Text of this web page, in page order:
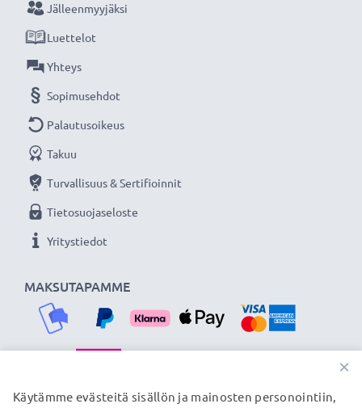
suorituskykyyn ja liitettävyyteen, 3 vuoden takuu!
MAKSUTAPAMME
Jälleenmyyjäksi
Luettelot
Yhteys
Sopimusehdot
Palautusoikeus
Takuu
Turvallisuus & Sertifioinnit
Tietosuojaseloste
Yritystiedot
TOIMITUSKUMPPANIMME
×
Käytämme evästeitä sisällön ja mainosten personointiin,